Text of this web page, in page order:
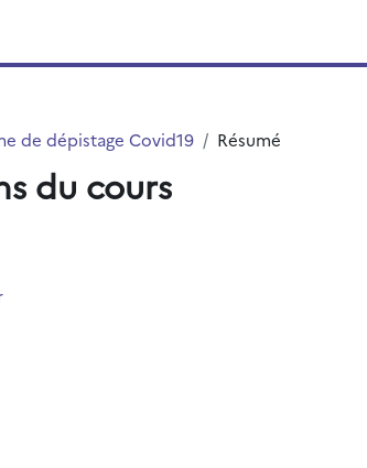
de dépistage Covid19 Résumé
du cours